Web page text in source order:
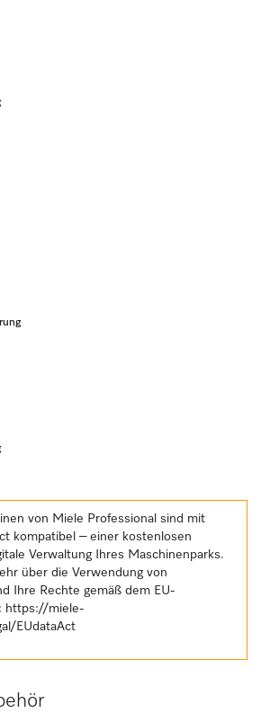
von Miele Professional sind mit
kompatibel – einer kostenlosen
Verwaltung Ihres Maschinenparks.
über die Verwendung von
Ihre Rechte gemäß dem EU-
https://miele-
EUdataAct